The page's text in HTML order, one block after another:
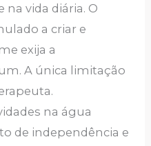
vida diária. O
a criar e
exija a
A única limitação
na água
de independência e